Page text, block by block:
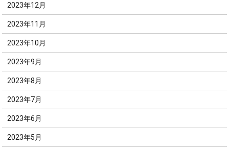
2023年12月
2023年11月
2023年10月
2023年9月
2023年8月
2023年7月
2023年6月
2023年5月